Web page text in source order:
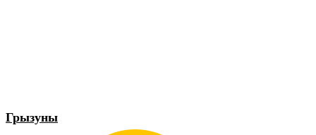
Грызуны